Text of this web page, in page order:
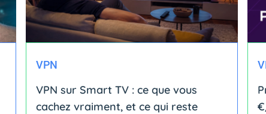
VPN
VPN sur Smart TV : ce que vous
cachez vraiment, et ce qui reste